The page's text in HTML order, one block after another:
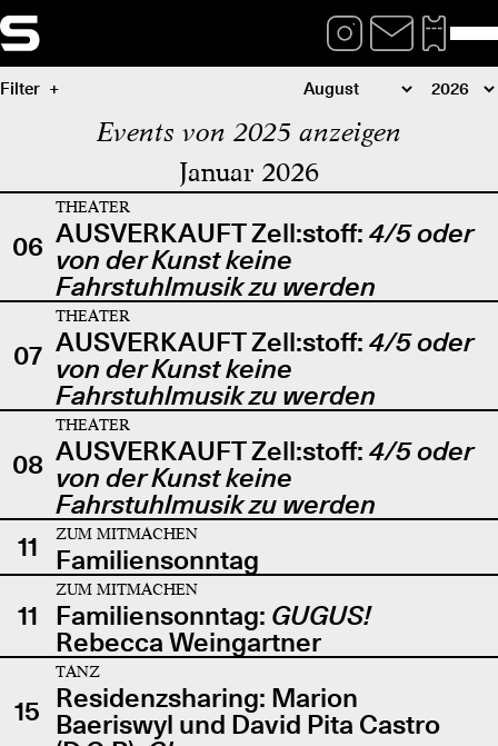
Filter
Events von 2025 anzeigen
Januar 2026
06
THEATER
AUSVERKAUFT Zell:stoff: 4/5 oder
von der Kunst keine
Fahrstuhlmusik zu werden
07
THEATER
AUSVERKAUFT Zell:stoff: 4/5 oder
von der Kunst keine
Fahrstuhlmusik zu werden
08
THEATER
AUSVERKAUFT Zell:stoff: 4/5 oder
von der Kunst keine
Fahrstuhlmusik zu werden
11
ZUM MITMACHEN
Familiensonntag
11
ZUM MITMACHEN
Familiensonntag: GUGUS!
Rebecca Weingartner
15
TANZ
Residenzsharing: Marion
Baeriswyl und David Pita Castro